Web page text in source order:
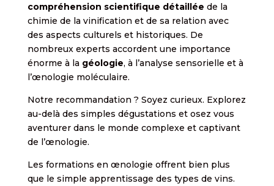
compréhension scientifique détaillée de la
chimie de la vinification et de sa relation avec
des aspects culturels et historiques. De
nombreux experts accordent une importance
énorme à la géologie, à l’analyse sensorielle et à
l’œnologie moléculaire.
Notre recommandation ? Soyez curieux. Explorez
au-delà des simples dégustations et osez vous
aventurer dans le monde complexe et captivant
de l’œnologie.
Les formations en œnologie offrent bien plus
que le simple apprentissage des types de vins.